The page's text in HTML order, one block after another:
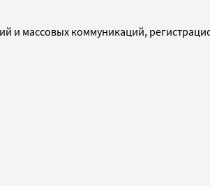
и массовых коммуникаций,